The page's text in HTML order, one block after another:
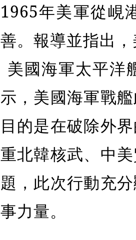
1965年美軍從峴
善。報導並指出
美國海軍太平
示，美國海軍戰
目的是在破除外
重北韓核武、中
題，此次行動充
事力量。